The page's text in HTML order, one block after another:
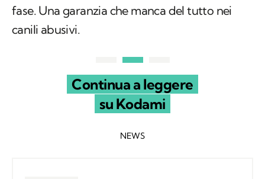
fase. Una garanzia che manca del tutto nei
canili abusivi.
Continua a leggere
su Kodami
NEWS